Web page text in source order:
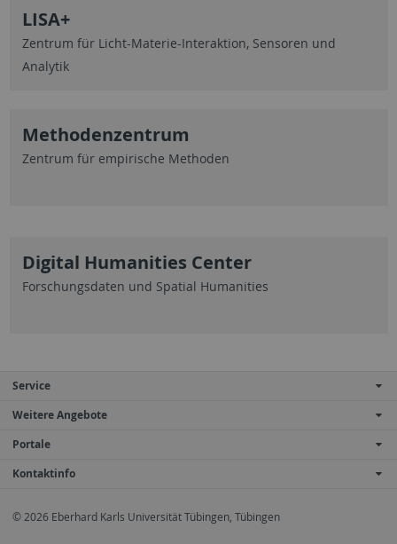
LISA+
Zentrum für Licht-Materie-Interaktion, Sensoren und
Analytik
Methodenzentrum
Zentrum für empirische Methoden
Digital Humanities Center
Forschungsdaten und Spatial Humanities
Service
Weitere Angebote
Portale
Kontaktinfo
© 2026 Eberhard Karls Universität Tübingen, Tübingen